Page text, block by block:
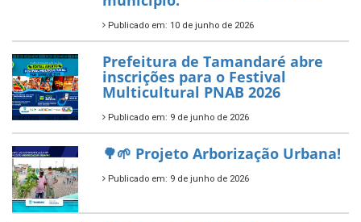
ÚLTIMAS NOTÍCIAS
Tamandaré conquista Selo
Diamante do Sebrae pelo
segundo ano consecutivo e
reafirma excelência no apoio ao
empreendedorismo.
Publicado em: 10 de junho de 2026